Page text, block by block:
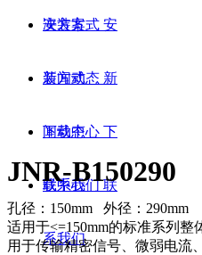
决方案
安装方式 安
装方式
新闻动态 新
闻动态
下载中心 下
载中心
联系我们 联
系我们
JNR-B150290
孔径：150mm 外径：290mm
适用于<=150mm的标准系列整
用于传输精密信号、微弱电流